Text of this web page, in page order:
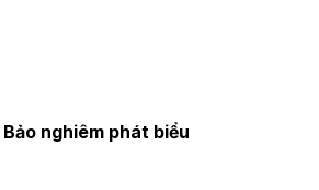
nghiêm phát biểu